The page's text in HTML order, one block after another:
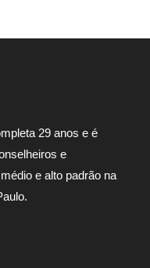
29 anos e é
e
e alto padrão na